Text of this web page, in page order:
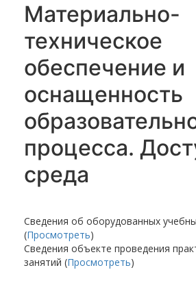
Материально-
техническое
обеспечение и
оснащенность
процесса.
среда
Сведения об оборудованных
(Просмотреть)
Сведения объекте проведения
занятий (Просмотреть)